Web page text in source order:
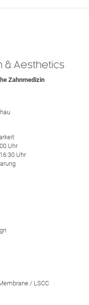
& Aesthetics
Zahnmedizin
Uhr
Uhr
/ LSCC